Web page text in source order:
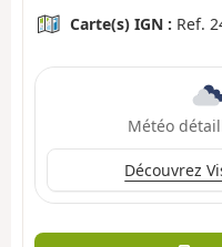
Carte(s) IGN : Ref.
Météo
Découvrez